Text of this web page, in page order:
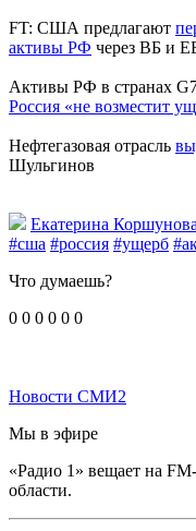
FT: США предлагают
активы РФ через ВБ и
Активы РФ в странах
Россия «не возместит
Нефтегазовая отрасль
Шульгинов
Екатерина
#сша #россия #ущерб
Что думаешь?
0 0 0 0 0 0
Новости СМИ2
Мы в эфире
«Радио 1» вещает на
области.